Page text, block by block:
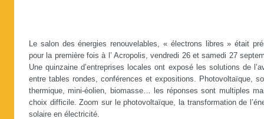
Le salon des énergies renouvelables, « électrons libres » était
pour la première fois à l’ Acropolis, vendredi 26 et samedi 27
Une quinzaine d’entreprises locales ont exposé les solutions de
entre tables rondes, conférences et expositions. Photovoltaïque,
thermique, mini-éolien, biomasse… les réponses sont multiples
choix difficile. Zoom sur le photovoltaïque, la transformation de
solaire en électricité.